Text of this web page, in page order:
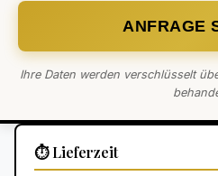
ANFRAGE
Ihre Daten werden verschlüsselt
⏱️ Lieferzeit